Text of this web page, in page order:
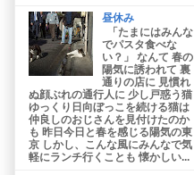
昼休み
「たまにはみんな
でパスタ食べな
い？」 なんて 春の
陽気に誘われて 裏
通りの店に 見慣れ
ぬ顔ぶれの通行人に 少し戸惑う猫
ゆっくり日向ぼっこを続ける猫は
仲良しのおじさんを見付けたのか
も 昨日今日と春を感じる陽気の東
京 しかし、こんな風にみんなで気
軽にランチ行くことも 懐かしい...